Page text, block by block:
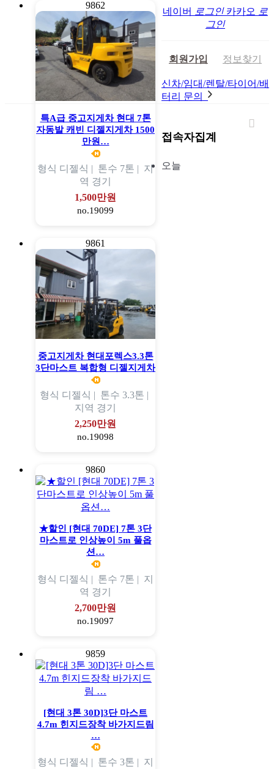
9862
특A급 중고지게차 현대 7톤
자동발 캐빈 디젤지게차 1500
만원…
형식 디젤식 | 톤수 7톤 | 지
역 경기
1,500만원
no.19099
9861
중고지게차 현대포렉스3.3톤
3단마스트 복합형 디젤지게차
형식 디젤식 | 톤수 3.3톤 |
지역 경기
2,250만원
no.19098
9860
★할인 [현대 70DE] 7톤 3단
마스트로 인상높이 5m 풀옵
션…
형식 디젤식 | 톤수 7톤 | 지
역 경기
2,700만원
no.19097
9859
[현대 3톤 30D]3단 마스트
4.7m 힌지드장착 바가지드림
…
형식 디젤식 | 톤수 3톤 | 지
네이버 로그인 카카오 로
그인
회원가입 정보찾기
신차/임대/렌탈/타이어/배
터리 문의
접속자집계
오늘